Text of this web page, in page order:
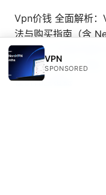
Vpn价钱 全面解析：
法与购买指南（含
选？2025年超详细
碍！VPN加速、翻墙
性价比全覆盖
VPN
SPONSORED